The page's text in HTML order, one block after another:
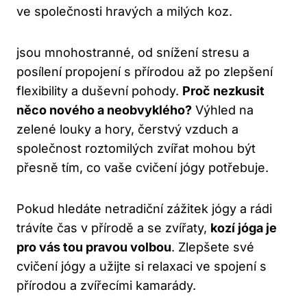
ve společnosti hravých ​a milých koz.
jsou⁢ mnohostranné,​ od ⁢snížení stresu a
posílení propojení s přírodou až‌ po zlepšení
flexibility ⁣a duševní pohody. Proč nezkusit
něco nového a neobvyklého? ‍Výhled na
zelené louky a hory,⁣ čerstvý vzduch a⁢
společnost roztomilých‍ zvířat mohou být
přesně tím, co vaše‍ cvičení jógy‌ potřebuje.
Pokud hledáte netradiční ​zážitek jógy a⁣ rádi
trávíte ‌čas v přírodě ⁤a se zvířaty, kozí ⁢jóga je
pro vás tou ‍pravou volbou. Zlepšete své‍
cvičení jógy ‌a užijte si relaxaci ve spojení s⁤
přírodou a ‍zvířecími kamarády.